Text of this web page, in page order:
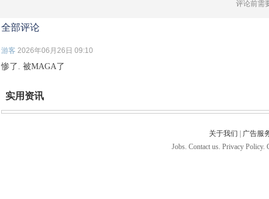
评论前需
全部评论
游客 2026年06月26日 09:10
惨了. 被MAGA了
实用资讯
关于我们
广告服
Jobs. Contact us. Privacy